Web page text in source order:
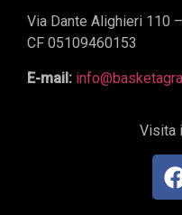
Via Dante Alighieri 110
CF 05109460153
E-mail:
Visita